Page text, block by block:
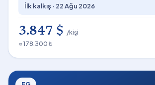
İlk kalkış · 22 Ağu 2026
3.847 $ /kişi
≈ 178.300 ₺